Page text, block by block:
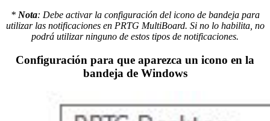
*Nota: Debe activar la configuración del icono de bandeja para
utilizar las notificaciones en PRTG MultiBoard. Si no lo habilita, no
podrá utilizar ninguno de estos tipos de notificaciones.
Configuración para que aparezca un icono en la
bandeja de Windows